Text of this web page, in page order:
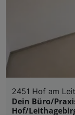
2451 Hof am
Dein Büro/
Hof/